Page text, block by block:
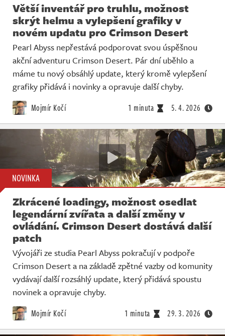
Větší inventář pro truhlu, možnost
skrýt helmu a vylepšení grafiky v
novém updatu pro Crimson Desert
Pearl Abyss nepřestává podporovat svou úspěšnou
akční adventuru Crimson Desert. Pár dní uběhlo a
máme tu nový obsáhlý update, který kromě vylepšení
grafiky přidává i novinky a opravuje další chyby.
Mojmír Kočí 1 minuta 5. 4. 2026
NOVINKA
Zkrácené loadingy, možnost osedlat
legendární zvířata a další změny v
ovládání. Crimson Desert dostává další
patch
Vývojáři ze studia Pearl Abyss pokračují v podpoře
Crimson Desert a na základě zpětné vazby od komunity
vydávají další rozsáhlý update, který přidává spoustu
novinek a opravuje chyby.
Mojmír Kočí 1 minuta 29. 3. 2026